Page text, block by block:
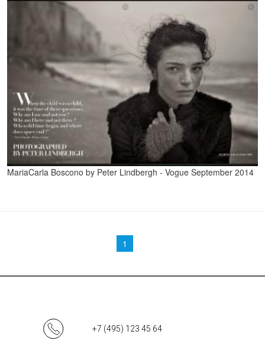
MariaCarla Boscono by Peter Lindbergh - Vogue September 2014
1
+7 (495) 123 45 64